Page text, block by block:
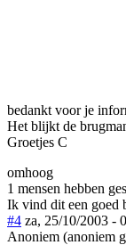
bedankt voor je
Het blijkt de
Groetjes C
omhoog
1 mensen hebben
Ik vind dit een goed
#4 za, 25/10/2003 -
Anoniem (anoniem